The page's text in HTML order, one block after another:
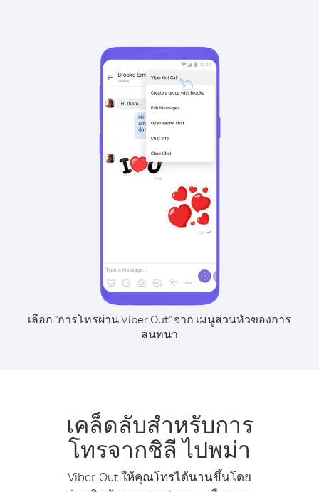
เลือก "การโทรผ่าน Viber Out" จาก เมนูส่วนหัวของการ
สนทนา
เคล็ดลับสำหรับการ
โทรจากชิลี ไปพม่า
Viber Out ให้คุณโทรได้นานขึ้นโดย